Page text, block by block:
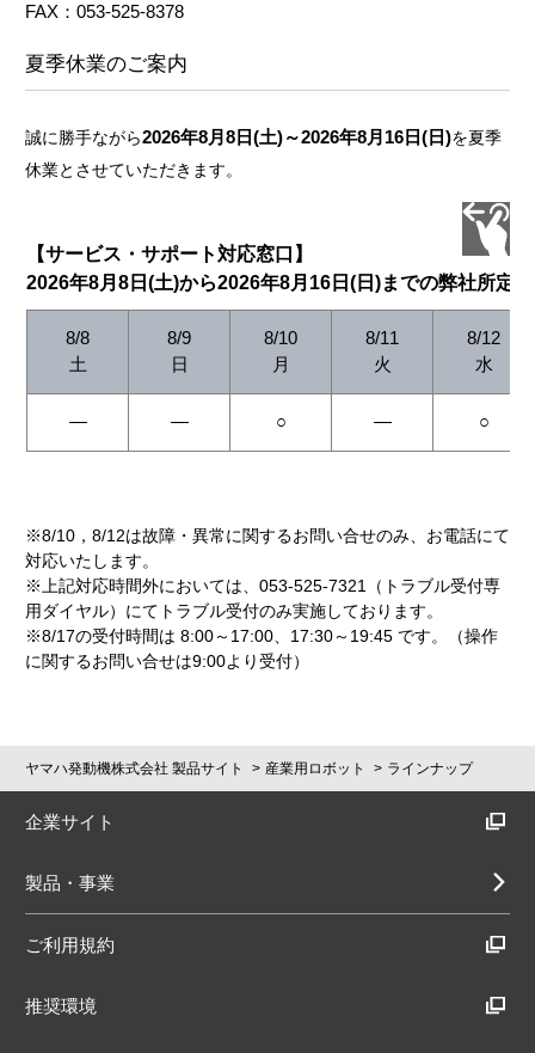
FAX：053-525-8378
夏季休業のご案内
誠に勝手ながら2026年8月8日(土)～2026年8月16日(日)を夏季
休業とさせていただきます。
【サービス・サポート対応窓口】
2026年8月8日(土)から2026年8月16日(日)までの弊社所定
8/8
土
8/9
日
8/10
月
8/11
火
8/12
水
― ― ○ ― ○
※8/10，8/12は故障・異常に関するお問い合せのみ、お電話にて
対応いたします。
※上記対応時間外においては、053-525-7321（トラブル受付専
用ダイヤル）にてトラブル受付のみ実施しております。
※8/17の受付時間は 8:00～17:00、17:30～19:45 です。（操作
に関するお問い合せは9:00より受付）
ヤマハ発動機株式会社 製品サイト 産業用ロボット ラインナップ
企業サイト
製品・事業
ご利用規約
推奨環境